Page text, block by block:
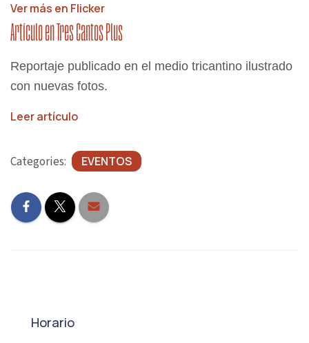
Ver más en Flicker
Artículo en Tres Cantos Plus
Reportaje publicado en el medio tricantino ilustrado
con nuevas fotos.
Leer artículo
Categories: EVENTOS
Horario